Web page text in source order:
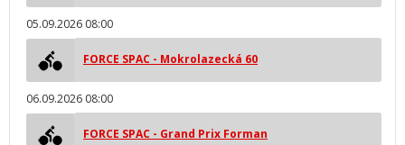
05.09.2026 08:00
FORCE SPAC - Mokrolazecká 60
06.09.2026 08:00
FORCE SPAC - Grand Prix Forman